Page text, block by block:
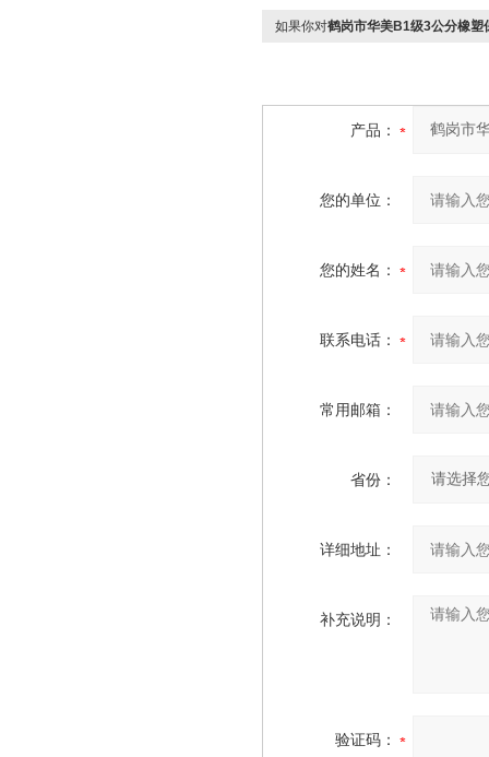
如果你对鹤岗市华美B1级3公分橡塑
产品：
您的单位：
您的姓名：
联系电话：
常用邮箱：
省份：
详细地址：
补充说明：
验证码：